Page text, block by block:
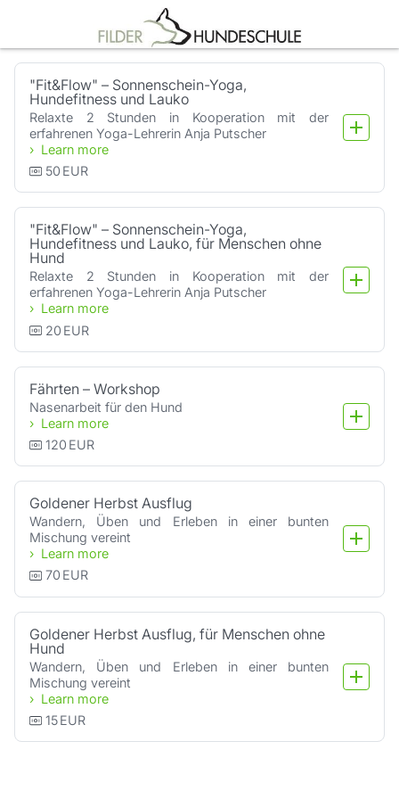
Booking step Select your services
"Fit&Flow" – Sonnenschein-Yoga,
Hundefitness und Lauko
Relaxte 2 Stunden in Kooperation mit der
erfahrenen Yoga-Lehrerin Anja Putscher
Learn more
50 EUR
"Fit&Flow" – Sonnenschein-Yoga,
Hundefitness und Lauko, für Menschen ohne
Hund
Relaxte 2 Stunden in Kooperation mit der
erfahrenen Yoga-Lehrerin Anja Putscher
Learn more
20 EUR
Fährten – Workshop
Nasenarbeit für den Hund
Learn more
120 EUR
Goldener Herbst Ausflug
Wandern, Üben und Erleben in einer bunten
Mischung vereint
Learn more
70 EUR
Goldener Herbst Ausflug, für Menschen ohne
Hund
Wandern, Üben und Erleben in einer bunten
Mischung vereint
Learn more
15EUR